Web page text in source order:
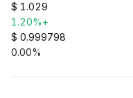
$ 1.029
+1.20%
$ 0.999798
0.00%